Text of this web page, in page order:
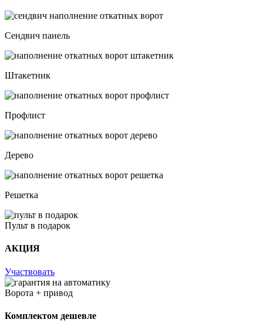
Сендвич панель
Штакетник
Профлист
Дерево
Решетка
Пульт в подарок
АКЦИЯ
Участвовать
Ворота + привод
Комплектом дешевле